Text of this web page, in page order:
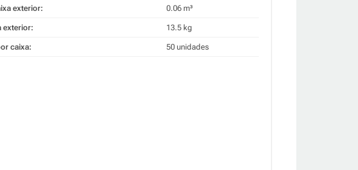
exterior: 0.06 m³
exterior: 13.5 kg
caixa: 50 unidades